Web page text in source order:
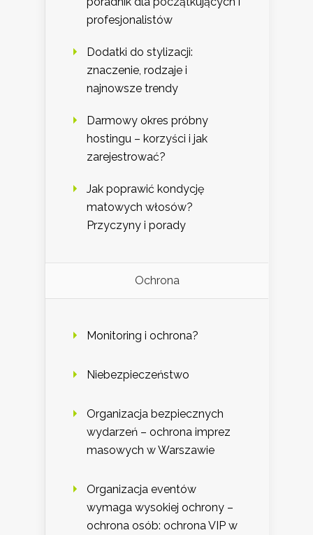
profesjonalistów
Dodatki do stylizacji:
znaczenie, rodzaje i
najnowsze trendy
Darmowy okres próbny
hostingu – korzyści i jak
zarejestrować?
Jak poprawić kondycję
matowych włosów?
Przyczyny i porady
Ochrona
Monitoring i ochrona?
Niebezpieczeństwo
Organizacja bezpiecznych
wydarzeń – ochrona imprez
masowych w Warszawie
Organizacja eventów
wymaga wysokiej ochrony –
ochrona osób: ochrona VIP w